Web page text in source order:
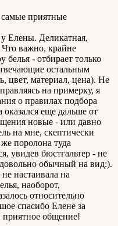
приятные
Елены. Деликатная,
Что важно, крайне
белья - отбирает только
остальным
цвет, материал, цена). Не
на примерку, я
о правилах подбора
оказался еще дальше от
новые - или давно
на мне, скептически
поролона туда
увидев бюстгальтер - не
обычный на вид:).
настаивала на
наоборот,
относительно
спасибо Елене за
общение!